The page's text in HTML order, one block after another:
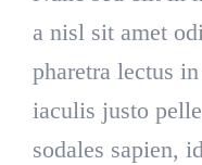
a nisl sit amet
pharetra lectus
iaculis justo
sodales sapien,